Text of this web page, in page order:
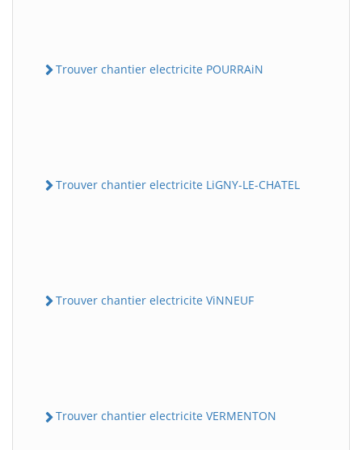
Trouver chantier electricite POURRAiN
Trouver chantier electricite LiGNY-LE-CHATEL
Trouver chantier electricite ViNNEUF
Trouver chantier electricite VERMENTON